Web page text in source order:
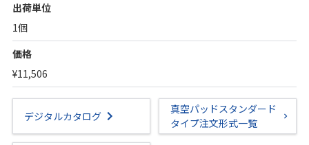
出荷単位
1個
価格
¥11,506
デジタルカタログ
真空パッドスタンダード
タイプ注文形式一覧